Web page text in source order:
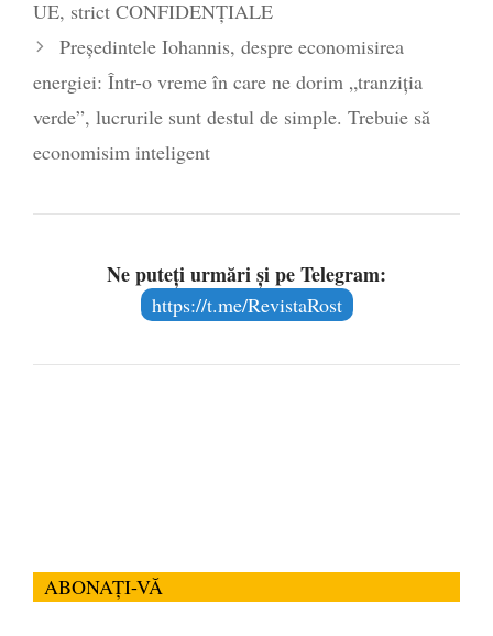
UE, strict CONFIDENȚIALE
Președintele Iohannis, despre economisirea
energiei: Într-o vreme în care ne dorim „tranziția
verde”, lucrurile sunt destul de simple. Trebuie să
economisim inteligent
Ne puteți urmări și pe Telegram:
https://t.me/RevistaRost
ABONAȚI-VĂ